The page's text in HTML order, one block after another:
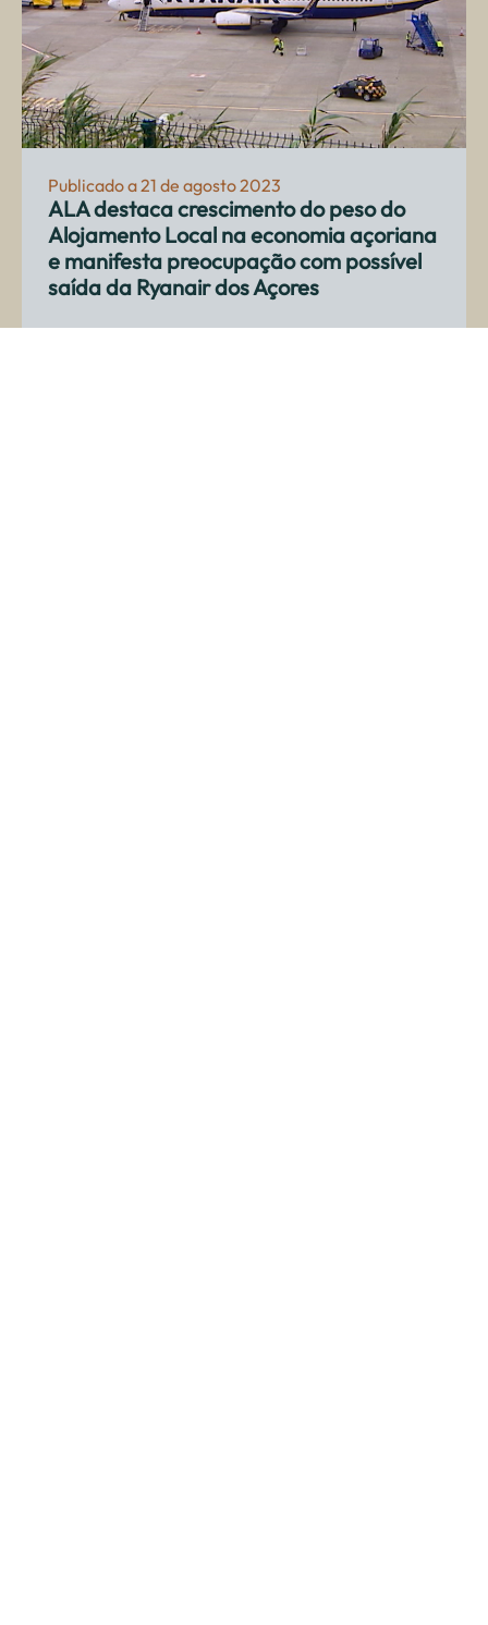
Publicado a 21 de agosto 2023
ALA destaca crescimento do peso do
Alojamento Local na economia açoriana
e manifesta preocupação com possível
saída da Ryanair dos Açores